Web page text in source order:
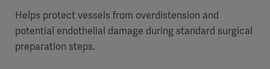
Helps protect vessels from overdistension and
potential endothelial damage during standard surgical
preparation steps.